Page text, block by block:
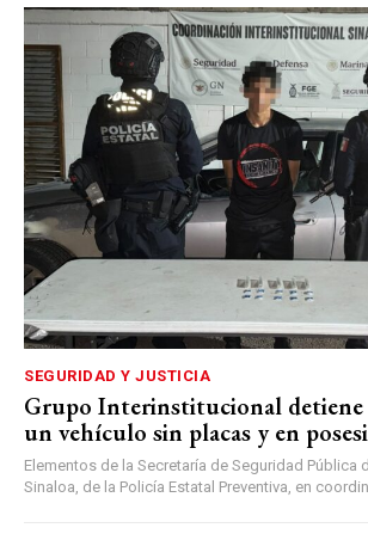
SEGURIDAD Y JUSTICIA
Grupo Interinstitucional detiene
un vehículo sin placas y en
Elementos de la Secretaría de Seguridad Pública
Sinaloa, de la Policía Estatal Preventiva, en